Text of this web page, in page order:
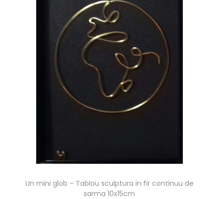
Un mini glob – Tablou sculptura in fir continuu de
sarma 10x15cm